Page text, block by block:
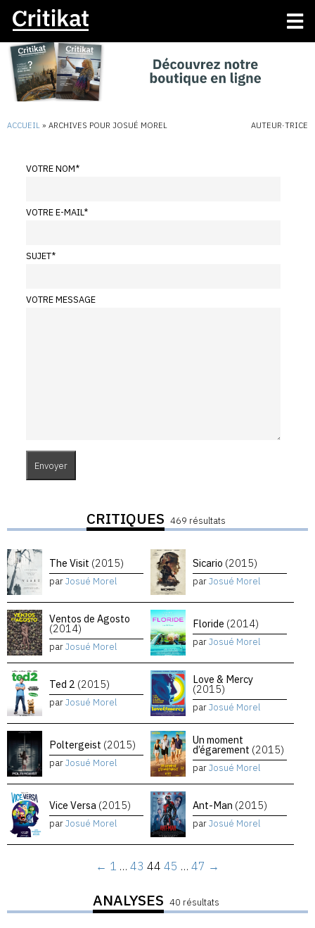
ACCUEIL » ARCHIVES POUR JOSUÉ MOREL AUTEUR·TRICE
VOTRE NOM*
VOTRE E-MAIL*
SUJET*
VOTRE MESSAGE
CRITIQUES 469 résultats
The Visit (2015)
parJosué Morel
Sicario (2015)
parJosué Morel
Ventos de Agosto
(2014)
parJosué Morel
Floride (2014)
parJosué Morel
Ted 2 (2015)
parJosué Morel
Love & Mercy
(2015)
parJosué Morel
Poltergeist (2015)
parJosué Morel
Un moment
d’égarement (2015)
parJosué Morel
Vice Versa (2015)
parJosué Morel
Ant-Man (2015)
parJosué Morel
← 1 … 43 44 45 … 47 →
ANALYSES 40 résultats